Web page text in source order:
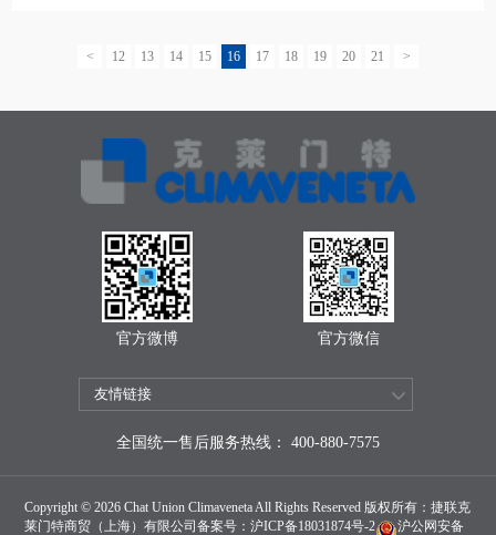
< 12 13 14 15 16 17 18 19 20 21 >
官方微博 官方微信
全国统一售后服务热线： 400-880-7575
Copyright © 2026 Chat Union Climaveneta All Rights Reserved 版权所有：捷联克
莱门特商贸（上海）有限公司备案号：沪ICP备18031874号-2 沪公网安备